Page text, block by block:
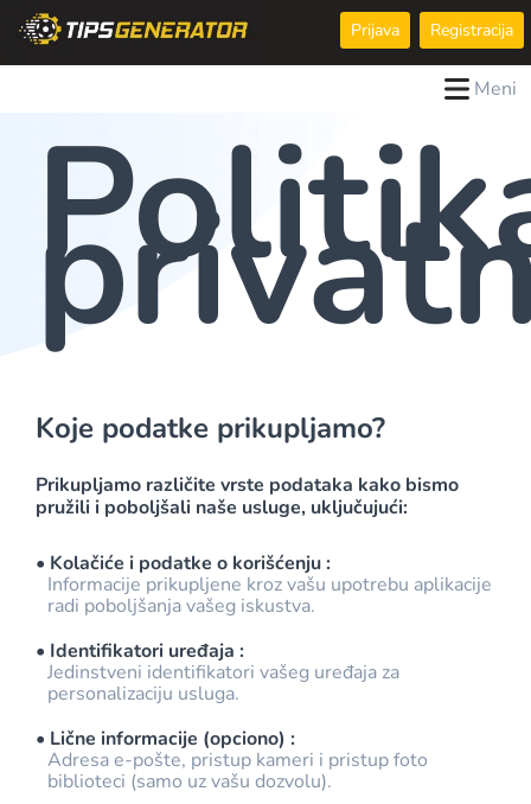
Prijava Registracija
Meni
Koje podatke prikupljamo?
Prikupljamo različite vrste podataka kako bismo
pružili i poboljšali naše usluge, uključujući:
• Kolačiće i podatke o korišćenju :
Informacije prikupljene kroz vašu upotrebu aplikacije
radi poboljšanja vašeg iskustva.
• Identifikatori uređaja :
Jedinstveni identifikatori vašeg uređaja za
personalizaciju usluga.
• Lične informacije (opciono) :
Adresa e-pošte, pristup kameri i pristup foto
biblioteci (samo uz vašu dozvolu).